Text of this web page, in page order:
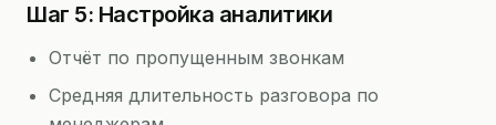
Шаг 5: Настройка аналитики
Отчёт по пропущенным звонкам
Средняя длительность разговора по